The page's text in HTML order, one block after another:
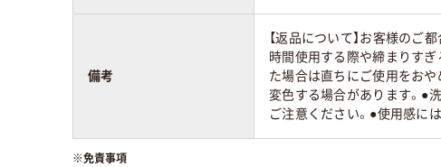
備考
【返品について】お客様の
時間使用する際や締まりす
た場合は直ちにご使用をおや
変色する場合があります。●
ご注意ください。●使用感に
※免責事項